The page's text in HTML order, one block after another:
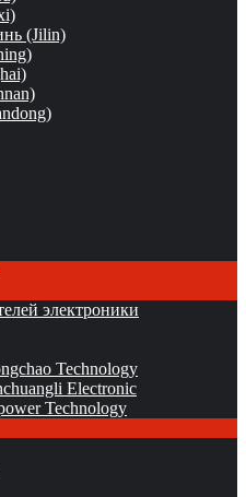
(Jilin)
электроники
Technology
Electronic
Technology